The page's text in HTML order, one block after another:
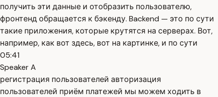
получить эти данные и отобразить пользователю,
фронтенд обращается к бэкенду. Backend — это по сути
такие приложения, которые крутятся на серверах. Вот,
например, как вот здесь, вот на картинке, и по сути
05:41
Speaker A
регистрация пользователей авторизация
пользователей приём платежей мы можем ходить в